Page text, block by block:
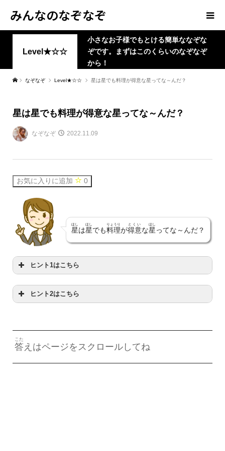
みんなのなぞなぞ
Level★☆☆
小さなお子様でもとける簡単ななぞな
ぞです。まずはこのくらいのなぞなぞ
から！
なぞなぞ Level★☆☆ 星は星でも料理が得意な星ってな～んだ？
星は星でも料理が得意な星ってな～んだ？
なぞなぞ 2022.11.09
お気に入りに追加 0
星
ほし
は星
ほし
でも料理
りょうり
が得意
とくい
な星
ほし
ってな～んだ？
ヒント1はこちら
ヒント2はこちら
答
こた
えはページをスクロールしてね